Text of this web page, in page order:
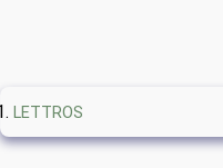
LETTROS